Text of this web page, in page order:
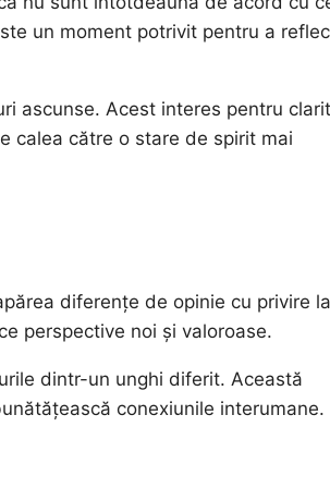
un moment potrivit pentru a
ascunse. Acest interes pentru
calea către o stare de spirit mai
diferențe de opinie cu privire la
perspective noi și valoroase.
dintr-un unghi diferit. Această
conexiunile interumane.